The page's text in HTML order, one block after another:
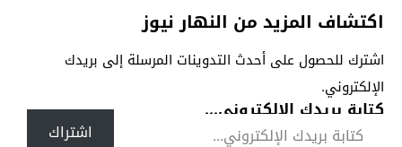
اكتشاف المزيد من النهار نيوز
اشترك للحصول على أحدث التدوينات المرسلة إلى بريدك
الإلكتروني.
كتابة بريدك الإلكتروني...
اشتراك